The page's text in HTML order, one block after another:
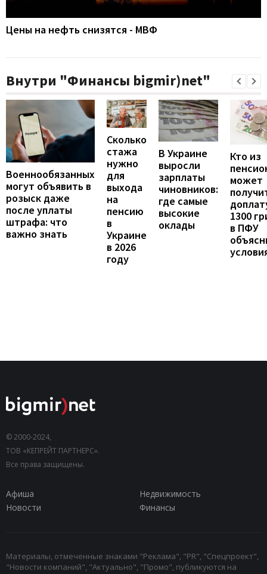
Цены на нефть снизятся - МВФ
Внутри "Финансы bigmir)net"
Военнообязанных
могут объявить в
розыск даже
после уплаты
штрафа: что
важно знать
Сколько
стажа
нужно
для
выхода
на
пенсию
в
Украине
в 2026
году
В Украине
выросли
зарплаты
чиновников:
где самые
высокие
оклады
Кто из
может
1300
в ПФУ
© 2000-2024,
ТОВ «КЕПРЕЙТ ПАРТНЕРС».
Все права защищены.
Афиша
Недвижимость
Новости
Финансы
Материалы, отмеченные знаками "Реклама", "PR", "Спецпроект",
"Новости компаний", "Актуально", "Промо", публикуются на